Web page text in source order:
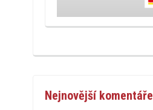
Nejnovější komentáře